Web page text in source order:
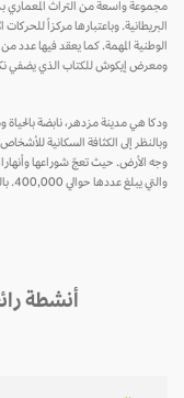
مجموعة واسعة من التراث المعماري بدءًا من
البريطانية. وباعتبارها مركزاً للحركات
الوطنية المهمة. كما يعقد فيها عدد من
ومعرض إيكوش للكتاب الذي يضفي نكهة
وبالنظر إلى الكثافة السكانية للأشخاص
وجه الأرض. حيث تعجّ شوراعها وأنهاراها
والتي يبلغ عددها حوالي 400,000. بالتأكيد لن تفوت اكتشاف مدينة كهذه.
أنشطة